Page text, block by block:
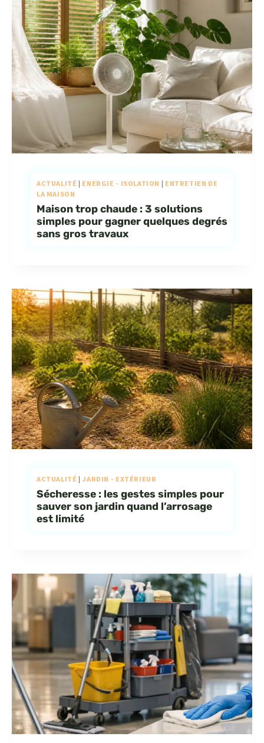
ACTUALITÉ | ENERGIE - ISOLATION | ENTRETIEN DE
LA MAISON
Maison trop chaude : 3 solutions
simples pour gagner quelques degrés
sans gros travaux
ACTUALITÉ | JARDIN - EXTÉRIEUR
Sécheresse : les gestes simples pour
sauver son jardin quand l’arrosage
est limité